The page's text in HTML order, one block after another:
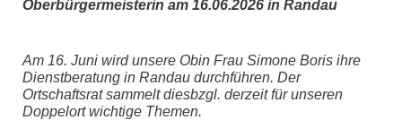
Oberbürgermeisterin am 16.06.2026 in Randau
Am 16. Juni wird unsere Obin Frau Simone Boris ihre
Dienstberatung in Randau durchführen. Der
Ortschaftsrat sammelt diesbzgl. derzeit für unseren
Doppelortwichtige Themen.